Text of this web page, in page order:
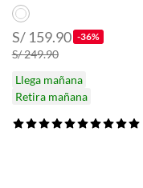
S/ 159.90 -36%
S/ 249.90
Llega mañana
Retira mañana